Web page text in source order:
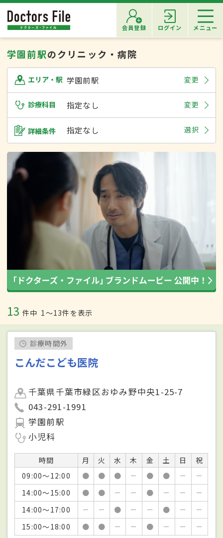
会員登録 ログイン メニュー
学園前駅のクリニック・病院
エリア・駅 学園前駅 変更
診療科目 指定なし 変更
詳細条件 指定なし 選択
13 件中 1〜13件を表示
診療時間外
こんだこども医院
千葉県千葉市緑区おゆみ野中央1-25-7
043-291-1991
学園前駅
小児科
時間 月 火 水 木 金 土 日
祝
09:00～12:00
● ● ● － ● ● －
－
14:00～15:00
● ● － － ● － －
－
14:00～17:00
－ － ● － － ● －
－
15:00～18:00
● ● － － ● － －
－